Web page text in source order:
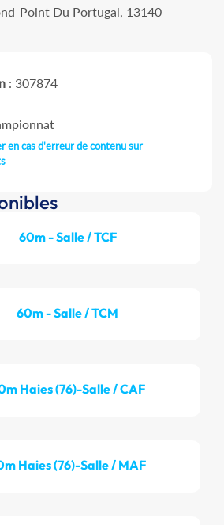
Point Du Portugal, 13140
: 307874
en cas d'erreur de contenu sur
60m - Salle / TCF
60m - Salle / TCM
Haies (76)-Salle / CAF
Haies (76)-Salle / MAF